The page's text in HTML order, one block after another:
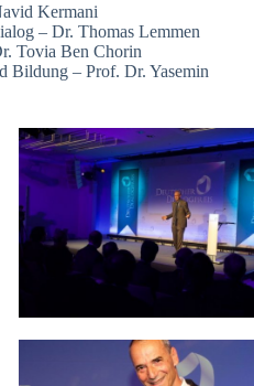
Kermani
– Dr. Thomas Lemmen
Tovia Ben Chorin
Bildung – Prof. Dr. Yasemin